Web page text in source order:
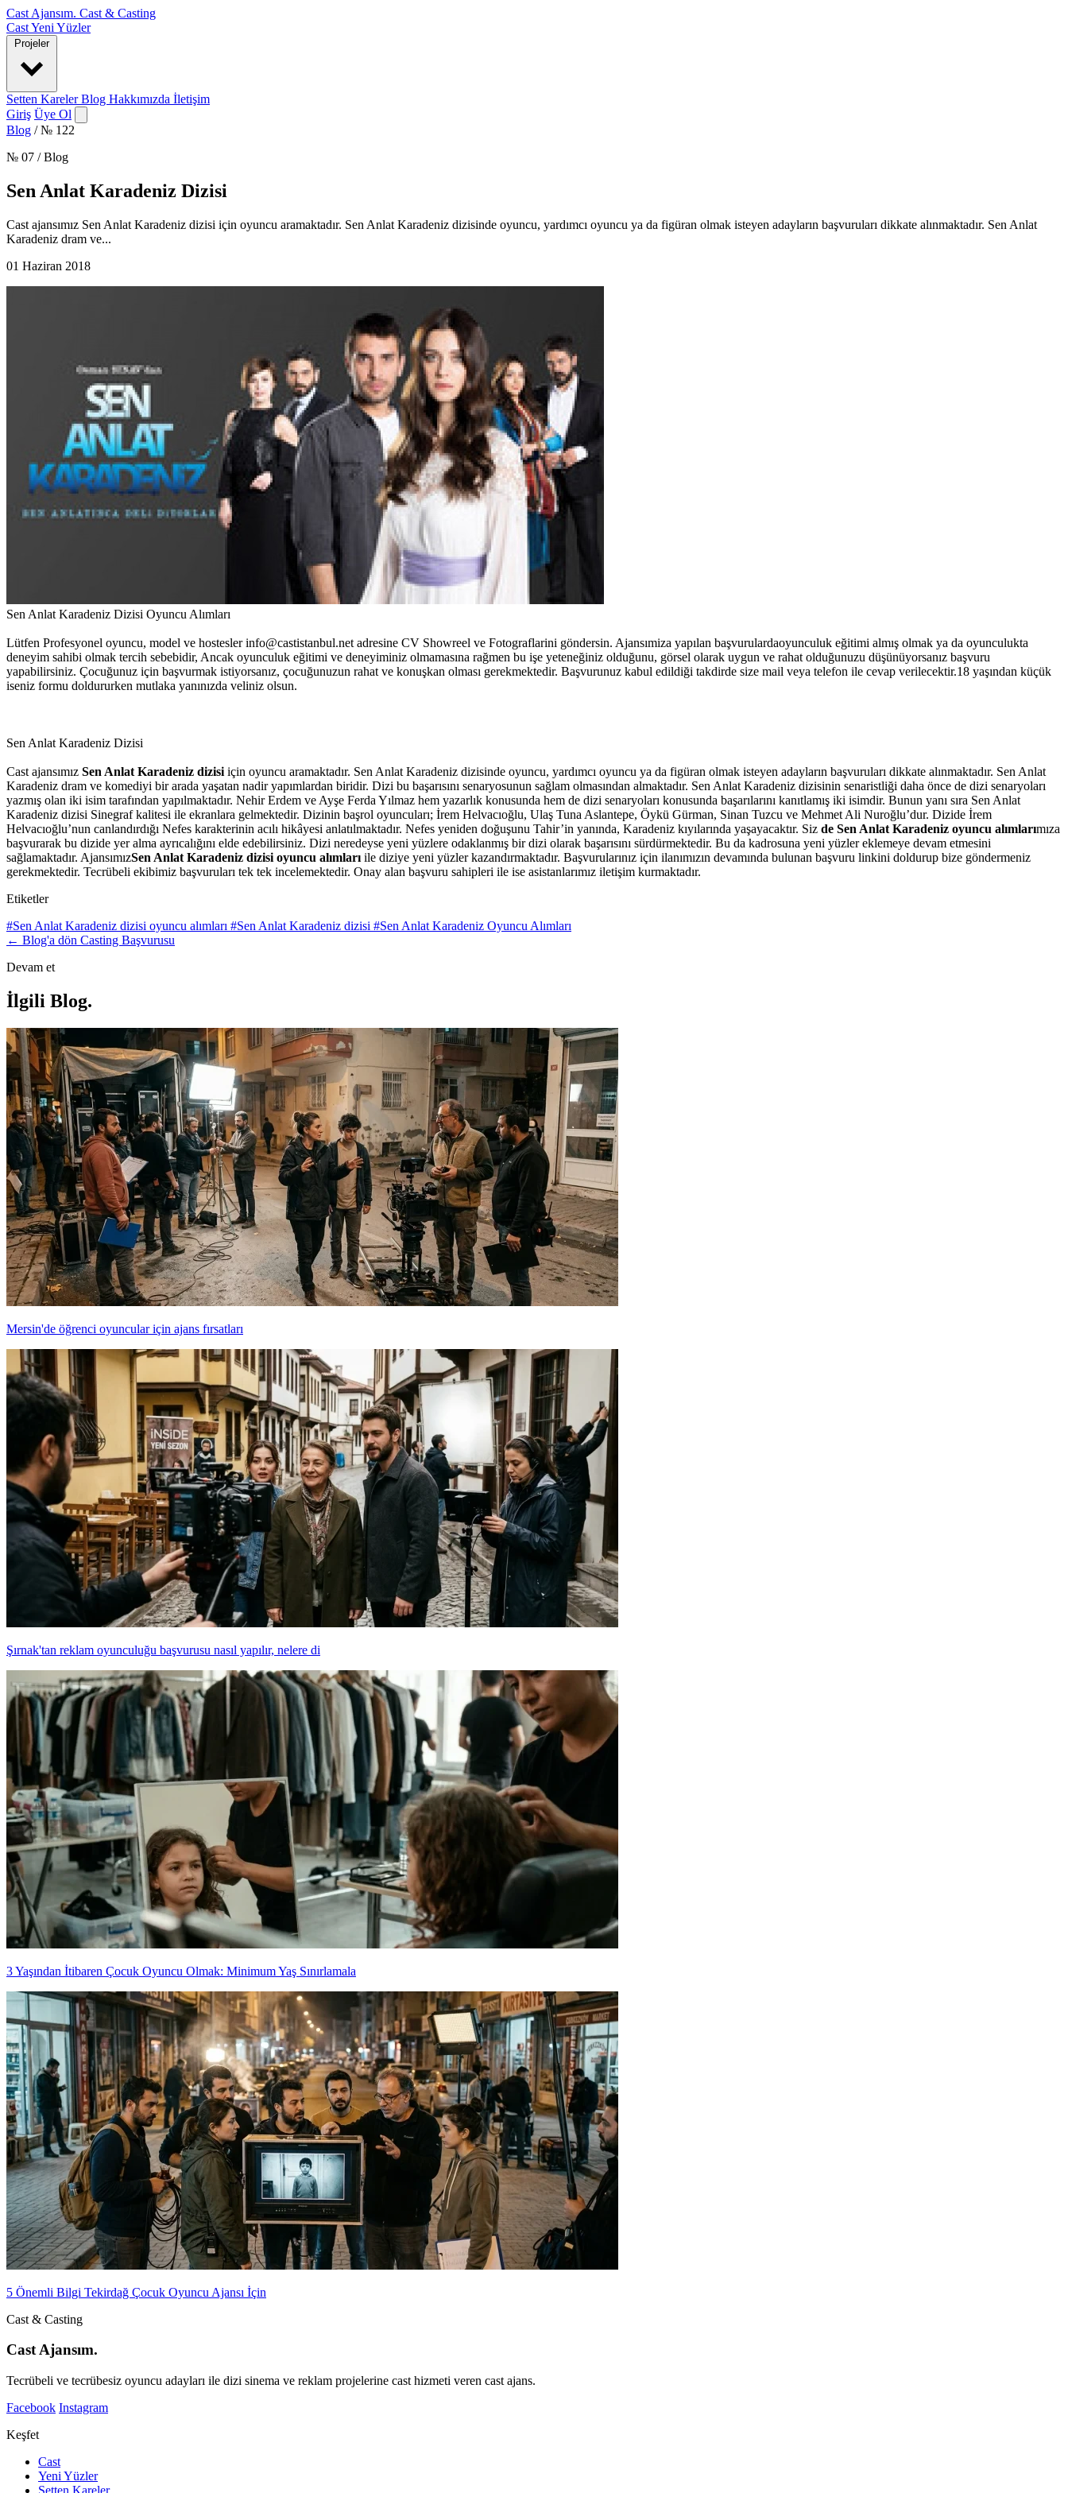
Cast Ajansım. Cast & Casting
CastYeni Yüzler
Projeler
Setten KarelerBlog Hakkımızda İletişim
Giriş Üye Ol
Blog / № 122
№ 07 / Blog
Sen Anlat Karadeniz Dizisi
Cast ajansımız Sen Anlat Karadeniz dizisi için oyuncu aramaktadır. Sen Anlat Karadeniz dizisinde oyuncu, yardımcı oyuncu ya da figüran olmak isteyen adayların başvuruları dikkate alınmaktadır. Sen Anlat
Karadeniz dram ve...
01 Haziran 2018
Sen Anlat Karadeniz Dizisi Oyuncu Alımları
Lütfen Profesyonel oyuncu, model ve hostesler info@castistanbul.net adresine CV Showreel ve Fotograflarini göndersin. Ajansımiza yapılan başvurulardaoyunculuk eğitimi almış olmak ya da oyunculukta
deneyim sahibi olmak tercih sebebidir, Ancak oyunculuk eğitimi ve deneyiminiz olmamasına rağmen bu işe yeteneğiniz olduğunu, görsel olarak uygun ve rahat olduğunuzu düşünüyorsanız başvuru
yapabilirsiniz. Çocuğunuz için başvurmak istiyorsanız, çocuğunuzun rahat ve konuşkan olması gerekmektedir. Başvurunuz kabul edildiği takdirde size mail veya telefon ile cevap verilecektir.18 yaşından küçük
iseniz formu doldururken mutlaka yanınızda veliniz olsun.
Sen Anlat Karadeniz Dizisi
Cast ajansımız Sen Anlat Karadeniz dizisi için oyuncu aramaktadır. Sen Anlat Karadeniz dizisinde oyuncu, yardımcı oyuncu ya da figüran olmak isteyen adayların başvuruları dikkate alınmaktadır. Sen Anlat
Karadeniz dram ve komediyi bir arada yaşatan nadir yapımlardan biridir. Dizi bu başarısını senaryosunun sağlam olmasından almaktadır. Sen Anlat Karadeniz dizisinin senaristliği daha önce de dizi senaryoları
yazmış olan iki isim tarafından yapılmaktadır. Nehir Erdem ve Ayşe Ferda Yılmaz hem yazarlık konusunda hem de dizi senaryoları konusunda başarılarını kanıtlamış iki isimdir. Bunun yanı sıra Sen Anlat
Karadeniz dizisi Sinegraf kalitesi ile ekranlara gelmektedir. Dizinin başrol oyuncuları; İrem Helvacıoğlu, Ulaş Tuna Aslantepe, Öykü Gürman, Sinan Tuzcu ve Mehmet Ali Nuroğlu’dur. Dizide İrem
Helvacıoğlu’nun canlandırdığı Nefes karakterinin acılı hikâyesi anlatılmaktadır. Nefes yeniden doğuşunu Tahir’in yanında, Karadeniz kıyılarında yaşayacaktır. Siz de Sen Anlat Karadeniz oyuncu alımlarımıza
başvurarak bu dizide yer alma ayrıcalığını elde edebilirsiniz. Dizi neredeyse yeni yüzlere odaklanmış bir dizi olarak başarısını sürdürmektedir. Bu da kadrosuna yeni yüzler eklemeye devam etmesini
sağlamaktadır. AjansımızSen Anlat Karadeniz dizisi oyuncu alımları ile diziye yeni yüzler kazandırmaktadır. Başvurularınız için ilanımızın devamında bulunan başvuru linkini doldurup bize göndermeniz
gerekmektedir. Tecrübeli ekibimiz başvuruları tek tek incelemektedir. Onay alan başvuru sahipleri ile ise asistanlarımız iletişim kurmaktadır.
Etiketler
#Sen Anlat Karadeniz dizisi oyuncu alımları #Sen Anlat Karadeniz dizisi #Sen Anlat Karadeniz Oyuncu Alımları
← Blog'a dön Casting Başvurusu
Devam et
İlgili Blog.
Mersin'de öğrenci oyuncular için ajans fırsatları
Şırnak'tan reklam oyunculuğu başvurusu nasıl yapılır, nelere di
3 Yaşından İtibaren Çocuk Oyuncu Olmak: Minimum Yaş Sınırlamala
5 Önemli Bilgi Tekirdağ Çocuk Oyuncu Ajansı İçin
Cast & Casting
Cast Ajansım.
Tecrübeli ve tecrübesiz oyuncu adayları ile dizi sinema ve reklam projelerine cast hizmeti veren cast ajans.
Facebook Instagram
Keşfet
Cast
Yeni Yüzler
Setten Kareler